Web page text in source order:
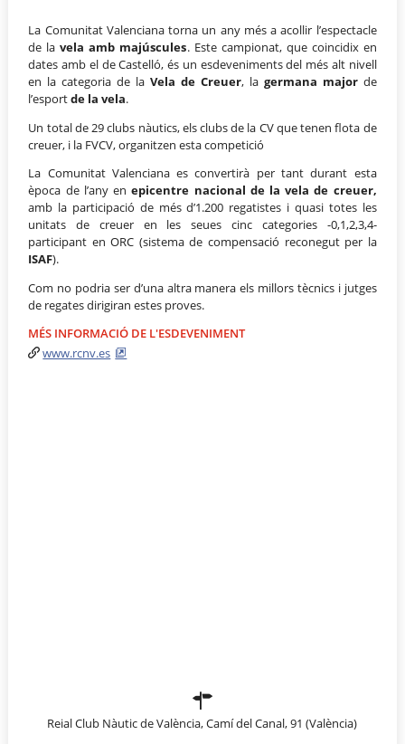
La Comunitat Valenciana torna un any més a acollir l’espectacle
de lavela amb majúscules. Este campionat, que coincidix en
dates amb el de Castelló, és un esdeveniments del més alt nivell
en la categoria de laVela de Creuer, la germana majorde
l’esportde la vela.
Un total de 29 clubs nàutics, els clubs de la CV que tenen flota de
creuer, i la FVCV, organitzen esta competició
La Comunitat Valenciana es convertirà per tant durant esta
època de l’any en epicentre nacional de la vela de creuer,
amb la participació de més d’1.200 regatistes i quasi totes les
unitats de creuer en les seues cinc categories -0,1,2,3,4-
participant en ORC (sistema de compensació reconegut per la
ISAF).
Com no podria ser d’una altra manera els millors tècnics i jutges
de regates dirigiran estes proves.
MÉS INFORMACIÓ DE L'ESDEVENIMENT
www.rcnv.es
Reial Club Nàutic de València, Camí del Canal, 91 (València)